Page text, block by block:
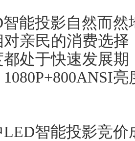
智能投影自然而
对亲民的消费选
处于快速发展
智能投影竞